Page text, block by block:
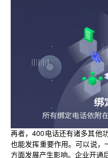
再者，400电话还有诸多其他
也能发挥重要作用。可以说
方面发展产生影响。企业开通